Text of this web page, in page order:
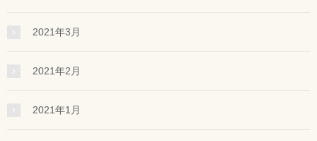
2021年3月
2021年2月
2021年1月